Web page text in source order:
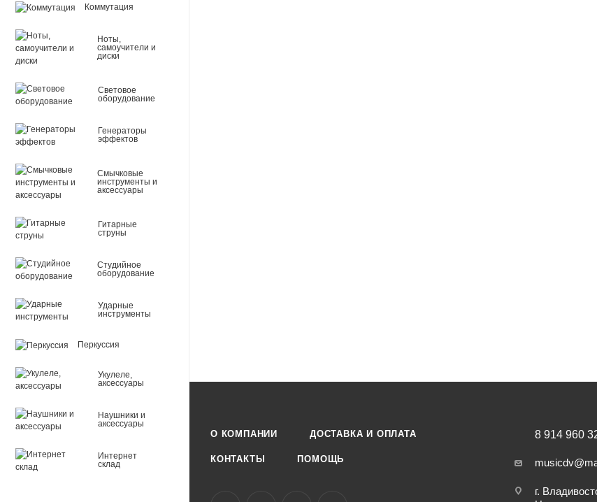
Коммутация
Ноты,
самоучители и
диски
Световое
оборудование
Генераторы
эффектов
Смычковые
инструменты и
аксессуары
Гитарные
струны
Студийное
оборудование
Ударные
инструменты
Перкуссия
Укулеле,
аксессуары
Наушники и
аксессуары
Интернет
склад
О КОМПАНИИ ДОСТАВКА И ОПЛАТА
КОНТАКТЫ ПОМОЩЬ
8 914 960
г.